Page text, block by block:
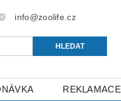
info@zoolife.cz
REKLAMACE